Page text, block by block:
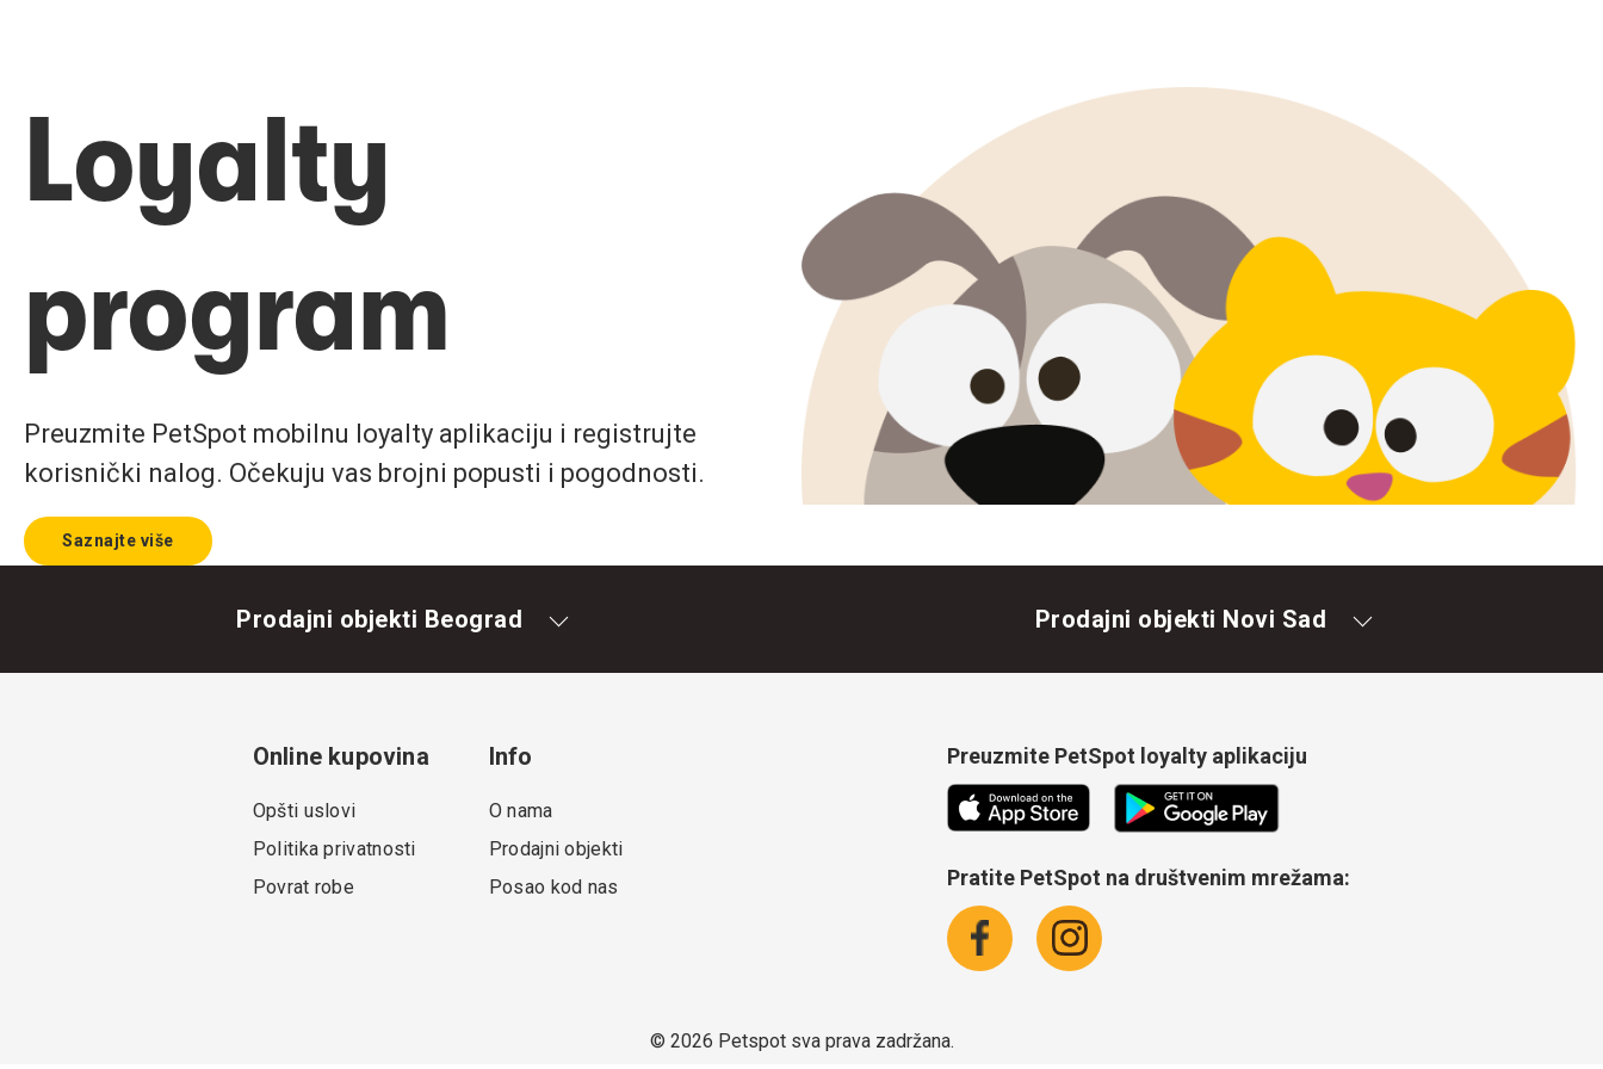
Loyalty
program
Preuzmite PetSpot mobilnu loyalty aplikaciju i registrujte
korisnički nalog. Očekuju vas brojni popusti i pogodnosti.
Saznajte više
Prodajni objekti Beograd Prodajni objekti Novi Sad
Online kupovina
Opšti uslovi
Politika privatnosti
Povrat robe
Info
O nama
Prodajni objekti
Posao kod nas
Preuzmite PetSpot loyalty aplikaciju
Pratite PetSpot na društvenim mrežama:
© 2026 Petspot sva prava zadržana.